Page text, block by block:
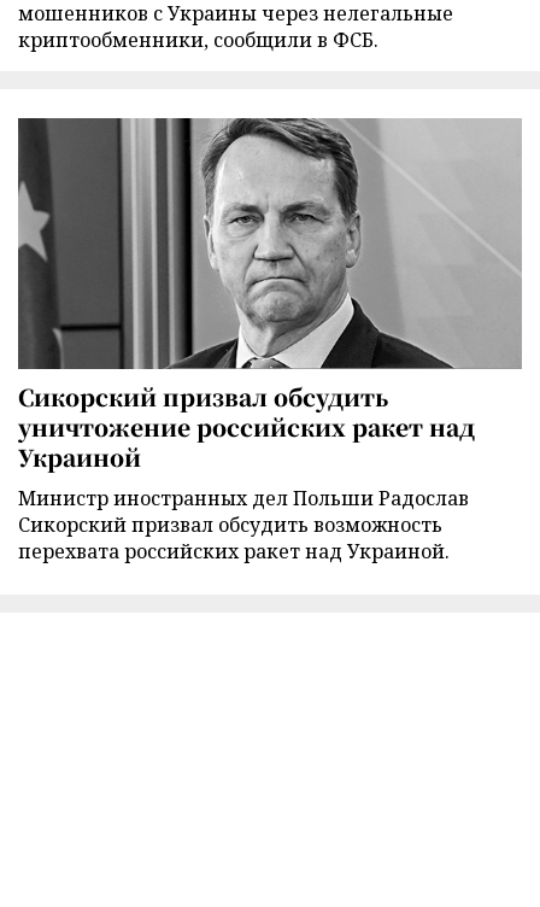
мошенников с Украины через нелегальные
криптообменники, сообщили в ФСБ.
Сикорский призвал обсудить
уничтожение российских ракет над
Украиной
Министр иностранных дел Польши Радослав
Сикорский призвал обсудить возможность
перехвата российских ракет над Украиной.